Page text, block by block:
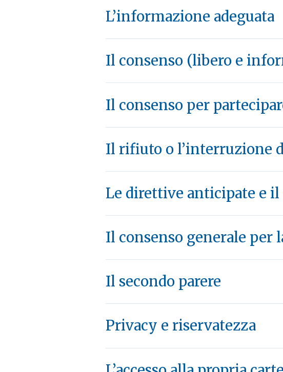
L’informazione adeguata
Il consenso (libero e
Il consenso per
Il rifiuto o l’interruzione
Le direttive anticipate e
Il consenso generale per
Il secondo parere
Privacy e riservatezza